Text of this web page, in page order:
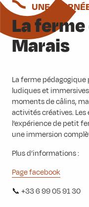
UNE
La
Marais
La ferme
ludiques et
moments de câlins,
activités créatives.
l’expérience de petit
une immersion
Plus d’informations :
Page facebook
📞 +33 6 99 05 91 30